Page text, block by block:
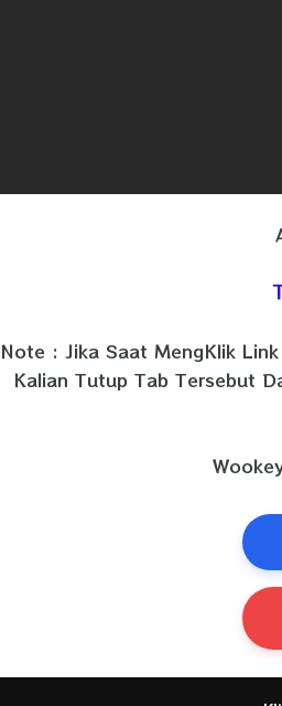
Note : Jika Saat MengKlik
Kalian Tutup Tab Tersebut